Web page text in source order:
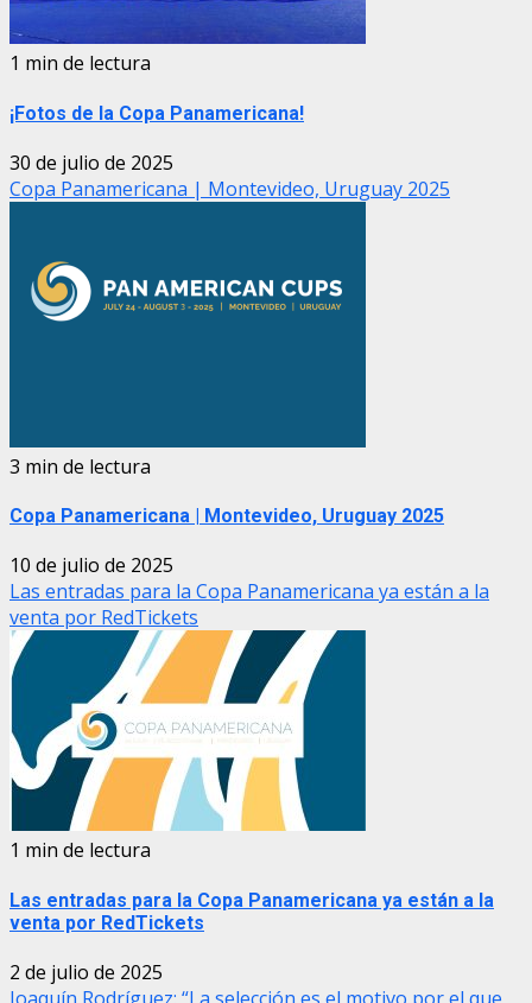
1 min de lectura
¡Fotos de la Copa Panamericana!
30 de julio de 2025
Copa Panamericana | Montevideo, Uruguay 2025
3 min de lectura
Copa Panamericana | Montevideo, Uruguay 2025
10 de julio de 2025
Las entradas para la Copa Panamericana ya están a la
venta por RedTickets
1 min de lectura
Las entradas para la Copa Panamericana ya están a la
venta por RedTickets
2 de julio de 2025